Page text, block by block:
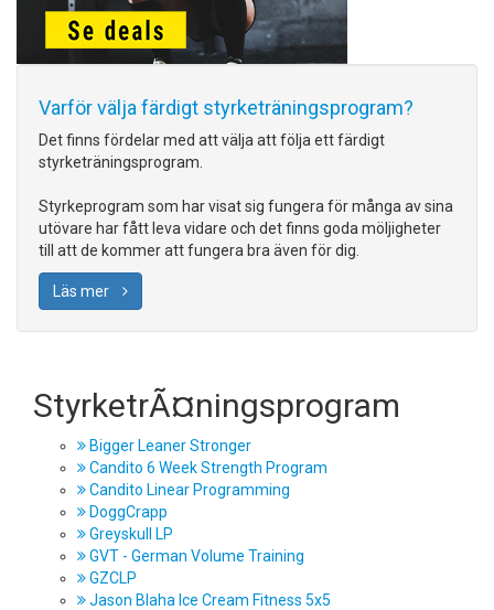
Varför välja färdigt styrketräningsprogram?
Det finns fördelar med att välja att följa ett färdigt
styrketräningsprogram.
Styrkeprogram som har visat sig fungera för många av sina
utövare har fått leva vidare och det finns goda möljigheter
till att de kommer att fungera bra även för dig.
Läs mer
StyrketrÃ¤ningsprogram
Bigger Leaner Stronger
Candito 6 Week Strength Program
Candito Linear Programming
DoggCrapp
Greyskull LP
GVT - German Volume Training
GZCLP
Jason Blaha Ice Cream Fitness 5x5